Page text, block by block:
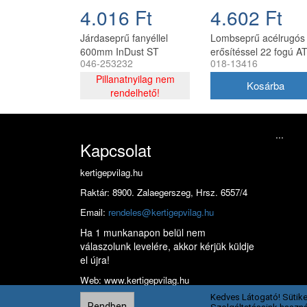
4.016 Ft
Járdaseprű fanyéllel
600mm InDust ST
046-253232
Pillanatnyilag nem
rendelhető!
4.602 Ft
Lombseprű acélrugós
erősítéssel 22 fogú AT
018-13416
Kapcsolat
kertigepvilag.hu
Raktár: 8900. Zalaegerszeg, Hrsz. 6557/4
Email: rendeles@kertigepvilag.hu
Ha 1 munkanapon belül nem
válaszolunk levelére, akkor kérjük küldje
el újra!
Web: www.kertigepvilag.hu
...
Kedves Látogató!